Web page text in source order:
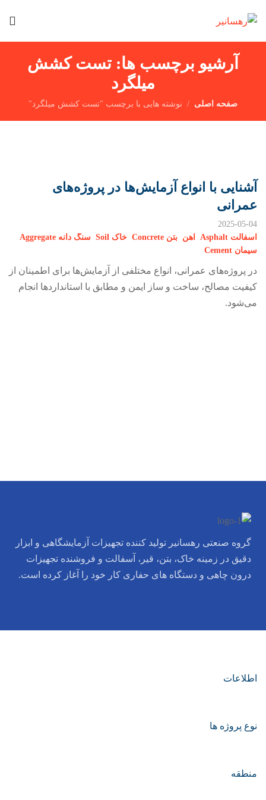
آرشیو برچسب ها: تست کشش
میلگرد
صفحه اصلی نوشته هایی با برچسب "تست کشش میلگرد"
آشنایی با انواع آزمایش‌ها در پروژه‌های
عمرانی
2025-05-04
آسفالت Asphalt
اهن بتن Concrete خاک Soil
سنگ دانه Aggregate
سیمان Cement
در پروژه‌های عمرانی، انواع مختلفی از آزمایش‌ها برای اطمینان از
کیفیت مصالح، ساخت و ساز ایمن و مطابق با استانداردها انجام
می‌شود.
گروه صنعتی رهسانیر تولید کننده تجهیزات آزمایشگاهی و ابزار
دقیق در زمینه خاک، بتن، قیر، آسفالت و فروشنده تجهیزات
درون چاهی و دستگاه های حفاری کار خود را آغاز کرده است.
اطلاعات
نوع پروژه ها
منطقه